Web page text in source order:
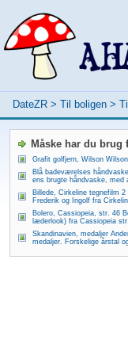
DateZR > Til boligen >
Måske har du brug
Grafit golfjern, Wilson
Blå badeværelses
ens brugte håndvaske, med
Billede, Cirkeline tegnefilm
Frederik og Ingolf fra
Bolero, Cassiopeia, str. 46
læderlook) fra Cassiopeia
Skandinavien, medaljer
medaljer. Forskelige årstal